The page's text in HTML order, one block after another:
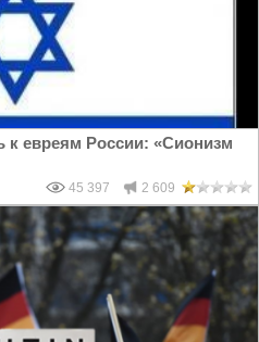
к евреям России: «Сионизм
45 397 2 609